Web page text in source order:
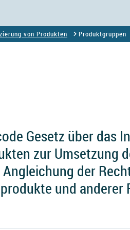
von Produkten Produktgruppen
Gesetz über das
zur Umsetzung
der
und